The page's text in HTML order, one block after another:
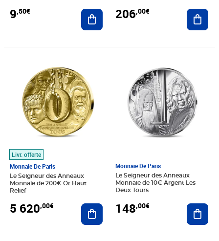
9,50€ Ajouter au panier
206,00€
Livr. offerte
Monnaie De Paris
Le Seigneur des Anneaux
Monnaie de 200€ Or Haut
Relief
5 620,00€ Ajouter au panier
Monnaie De Paris
Le Seigneur des Anneaux
Monnaie de 10€ Argent Les
Deux Tours
148,00€